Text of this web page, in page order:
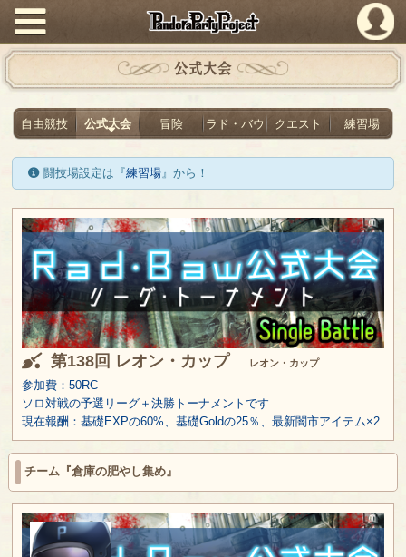
PandoraPartyProject
公式大会
自由競技 公式大会 冒険 ラド・バウ クエスト 練習場
闘技場設定は『練習場』から！
第138回 レオン・カップ レオン・カップ
参加費：50RC
ソロ対戦の予選リーグ＋決勝トーナメントです
現在報酬：基礎EXPの60%、基礎Goldの25％、最新闇市アイテム×2
チーム『倉庫の肥やし集め』